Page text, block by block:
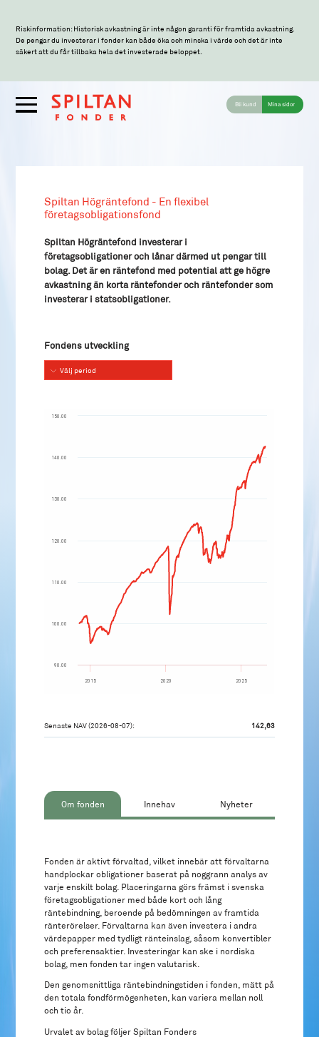
Riskinformation: Historisk avkastning är inte någon garanti för framtida avkastning.
De pengar du investerar i fonder kan både öka och minska i värde och det är inte
säkert att du får tillbaka hela det investerade beloppet.
Bli kund Mina sidor
Spiltan Högräntefond - En flexibel
företagsobligationsfond
Spiltan Högräntefond investerar i
företagsobligationer och lånar därmed ut pengar till
bolag. Det är en räntefond med potential att ge högre
avkastning än korta räntefonder och räntefonder som
investerar i statsobligationer.
Fondens utveckling
Välj period
2015 2020 2025
90.00
100.00
110.00
120.00
130.00
140.00
150.00
Senaste NAV (2026-08-07): 142,63
Om fonden Innehav Nyheter
Fonden är aktivt förvaltad, vilket innebär att förvaltarna
handplockar obligationer baserat på noggrann analys av
varje enskilt bolag. Placeringarna görs främst i svenska
företagsobligationer med både kort och lång
räntebindning, beroende på bedömningen av framtida
ränterörelser. Förvaltarna kan även investera i andra
värdepapper med tydligt ränteinslag, såsom konvertibler
och preferensaktier. Investeringar kan ske i nordiska
bolag, men fonden tar ingen valutarisk.
Den genomsnittliga räntebindningstiden i fonden, mätt på
den totala fondförmögenheten, kan variera mellan noll
och tio år.
Urvalet av bolag följer Spiltan Fonders